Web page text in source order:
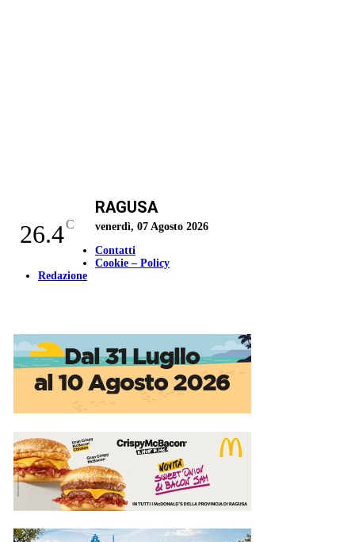
26.4C
RAGUSA
venerdì, 07 Agosto 2026
Contatti
Cookie – Policy
Redazione